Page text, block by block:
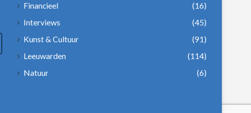
Financieel
(16)
Interviews
(45)
Kunst & Cultuur
(91)
Leeuwarden
(114)
Natuur
(6)